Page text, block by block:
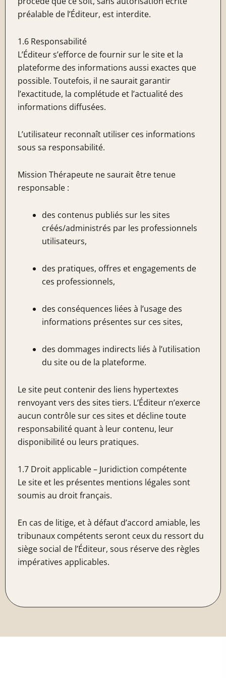
préalable de l’Éditeur, est interdite.
1.6 Responsabilité
L’Éditeur s’efforce de fournir sur le site et la
plateforme des informations aussi exactes que
possible. Toutefois, il ne saurait garantir
l’exactitude, la complétude et l’actualité des
informations diffusées.
L’utilisateur reconnaît utiliser ces informations
sous sa responsabilité.
Mission Thérapeute ne saurait être tenue
responsable :
des contenus publiés sur les sites
créés/administrés par les professionnels
utilisateurs,
des pratiques, offres et engagements de
ces professionnels,
des conséquences liées à l’usage des
informations présentes sur ces sites,
des dommages indirects liés à l’utilisation
du site ou de la plateforme.
Le site peut contenir des liens hypertextes
renvoyant vers des sites tiers. L’Éditeur n’exerce
aucun contrôle sur ces sites et décline toute
responsabilité quant à leur contenu, leur
disponibilité ou leurs pratiques.
1.7 Droit applicable – Juridiction compétente
Le site et les présentes mentions légales sont
soumis au droit français.
En cas de litige, et à défaut d’accord amiable, les
tribunaux compétents seront ceux du ressort du
siège social de l’Éditeur, sous réserve des règles
impératives applicables.